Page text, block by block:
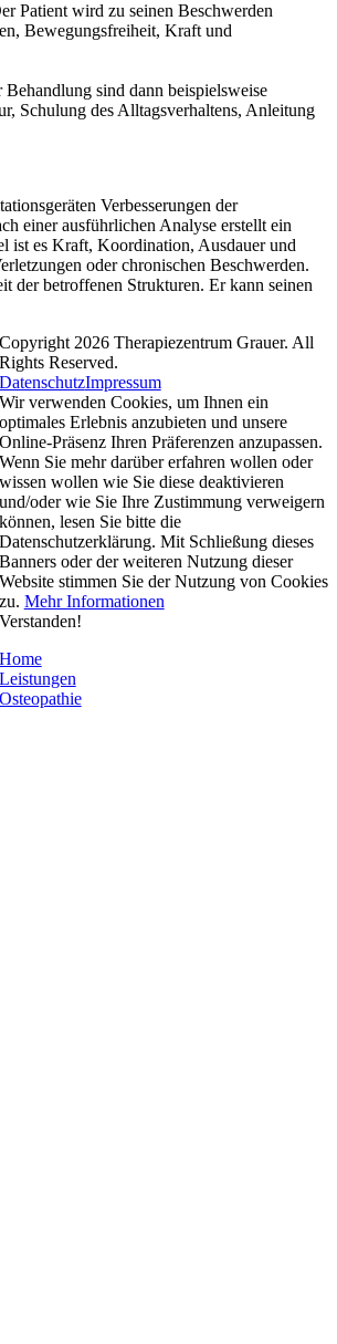
Patient wird zu seinen Beschwerden
Bewegungsfreiheit, Kraft und
sind dann beispielsweise
Schulung des Alltagsverhaltens, Anleitung
Verbesserungen der
einer ausführlichen Analyse erstellt ein
ist es Kraft, Koordination, Ausdauer und
oder chronischen Beschwerden.
der betroffenen Strukturen. Er kann seinen
Copyright 2026 Therapiezentrum Grauer. All
Rights Reserved.
DatenschutzImpressum
Wir verwenden Cookies, um Ihnen ein
optimales Erlebnis anzubieten und unsere
Online-Präsenz Ihren Präferenzen anzupassen.
Wenn Sie mehr darüber erfahren wollen oder
wissen wollen wie Sie diese deaktivieren
und/oder wie Sie Ihre Zustimmung verweigern
können, lesen Sie bitte die
Datenschutzerklärung. Mit Schließung dieses
Banners oder der weiteren Nutzung dieser
Website stimmen Sie der Nutzung von Cookies
zu. Mehr Informationen
Verstanden!
Home
Leistungen
Osteopathie